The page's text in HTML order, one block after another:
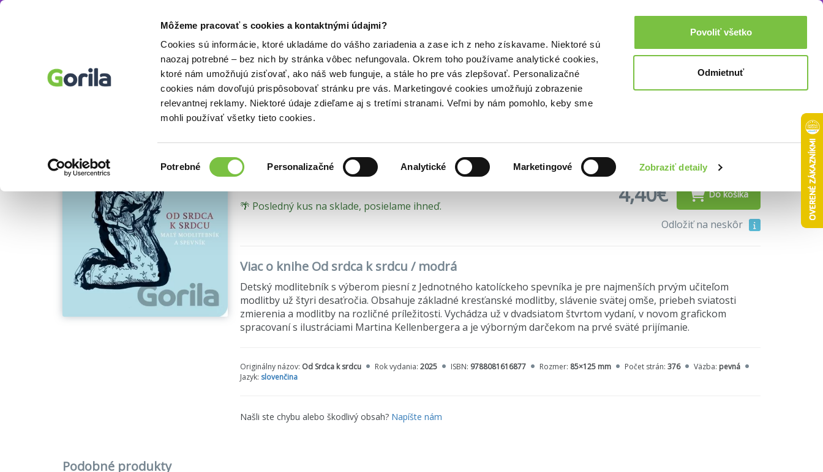
Môžeme pracovať s cookies a kontaktnými údajmi?
Cookies sú informácie, ktoré ukladáme do vášho zariadenia a zase ich z neho získavame. Niektoré sú
naozaj potrebné – bez nich by stránka vôbec nefungovala. Okrem toho používame analytické cookies,
ktoré nám umožňujú zisťovať, ako náš web funguje, a stále ho pre vás zlepšovať. Personalizačné
cookies nám dovoľujú prispôsobovať stránku pre vás. Marketingové cookies umožňujú zobrazenie
relevantnej reklamy. Niektoré údaje zdieľame aj s tretími stranami. Veľmi by nám pomohlo, keby sme
mohli používať všetky tieto cookies.
súhlasu
Potrebné Personalizačné Analytické Marketingové Zobraziť detaily
Povoliť všetko
Odmietnuť
Doplnky Prihlásenie 0,00€
Knihy o náboženstve a ezoterike Náboženská literatúra Kresťanské knihy Od srdca k srdcu / modráAkcie a zľavy
Ukážka Od srdca k srdcu / modrá
Malý modlitebník a spevník
🌴 Posledný kus na sklade, posielame ihneď. 4,40€ Do košíka
Odložiť na neskôr
Viac o knihe Od srdca k srdcu / modrá
Detský modlitebník s výberom piesní z Jednotného katolíckeho spevníka je pre najmenších prvým učiteľom
modlitby už štyri desaťročia. Obsahuje základné kresťanské modlitby, slávenie svätej omše, priebeh sviatosti
zmierenia a modlitby na rozličné príležitosti. Vychádza už v dvadsiatom štvrtom vydaní, v novom grafickom
spracovaní s ilustráciami Martina Kellenbergera a je výborným darčekom na prvé sväté prijímanie.
Originálny názov: Od Srdca k srdcu Rok vydania: 2025 ISBN: 9788081616877 Rozmer: 85×125 mm Počet strán: 376 Väzba: pevná
Jazyk: slovenčina
Našli ste chybu alebo škodlivý obsah? Napíšte nám
Podobné produkty